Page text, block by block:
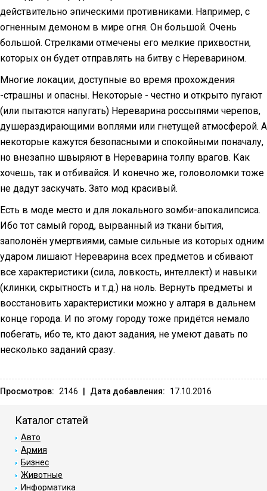
действительно эпическими противниками. Например, с
огненным демоном в мире огня. Он большой. Очень
большой. Стрелками отмечены его мелкие прихвостни,
которых он будет отправлять на битву с Нереварином.
Многие локации, доступные во время прохождения
-страшны и опасны. Некоторые - честно и открыто пугают
(или пытаются напугать) Нереварина россыпями черепов,
душераздирающими воплями или гнетущей атмосферой. А
некоторые кажутся безопасными и спокойными поначалу,
но внезапно швыряют в Нереварина толпу врагов. Как
хочешь, так и отбивайся. И конечно же, головоломки тоже
не дадут заскучать. Зато мод красивый.
Есть в моде место и для локального зомби-апокалипсиса.
Ибо тот самый город, вырванный из ткани бытия,
заполонён умертвиями, самые сильные из которых одним
ударом лишают Нереварина всех предметов и сбивают
все характеристики (сила, ловкость, интеллект) и навыки
(клинки, скрытность и т.д.) на ноль. Вернуть предметы и
восстановить характеристики можно у алтаря в дальнем
конце города. И по этому городу тоже придётся немало
побегать, ибо те, кто дают задания, не умеют давать по
несколько заданий сразу.
Просмотров: 2146 Дата добавления: 17.10.2016
Каталог статей
Авто
Армия
Бизнес
Животные
Информатика